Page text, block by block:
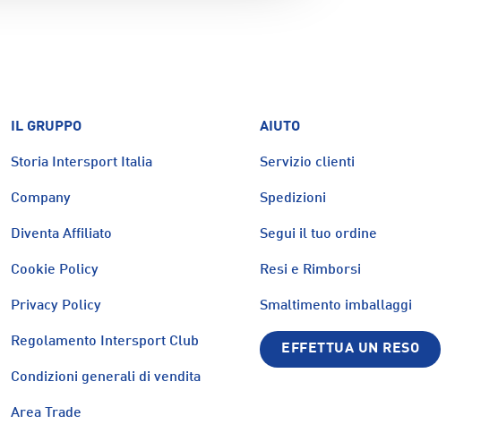
IL GRUPPO
Storia Intersport Italia
Company
Diventa Affiliato
Cookie Policy
Privacy Policy
Regolamento Intersport Club
Condizioni generali di vendita
Area Trade
AIUTO
Servizio clienti
Spedizioni
Segui il tuo ordine
Resi e Rimborsi
Smaltimento imballaggi
EFFETTUA UN RESO